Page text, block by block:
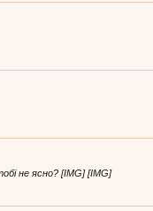
не ясно? [IMG] [IMG]